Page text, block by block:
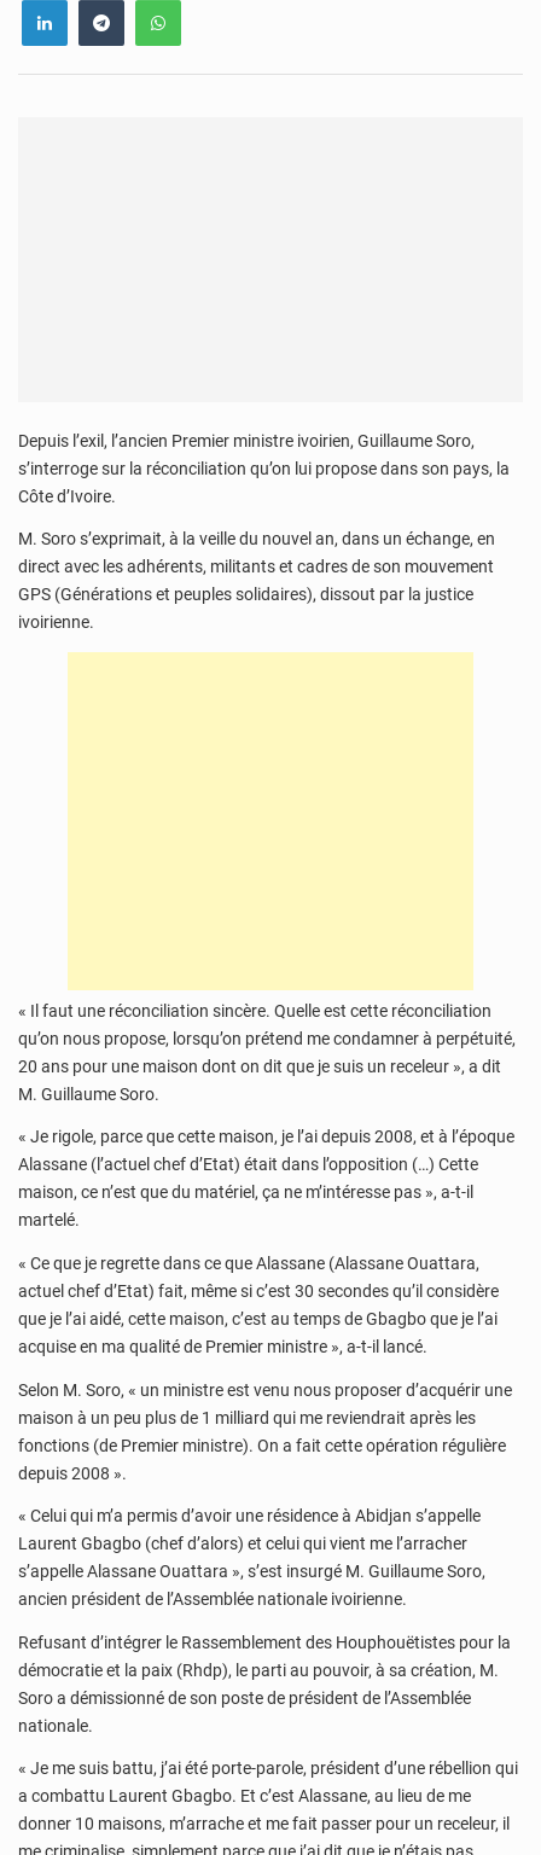
Depuis l’exil, l’ancien Premier ministre ivoirien, Guillaume Soro,
s’interroge sur la réconciliation qu’on lui propose dans son pays, la
Côte d’Ivoire.
M. Soro s’exprimait, à la veille du nouvel an, dans un échange, en
direct avec les adhérents, militants et cadres de son mouvement
GPS (Générations et peuples solidaires), dissout par la justice
ivoirienne.
« Il faut une réconciliation sincère. Quelle est cette réconciliation
qu’on nous propose, lorsqu’on prétend me condamner à perpétuité,
20 ans pour une maison dont on dit que je suis un receleur », a dit
M. Guillaume Soro.
« Je rigole, parce que cette maison, je l’ai depuis 2008, et à l’époque
Alassane (l’actuel chef d’Etat) était dans l’opposition (…) Cette
maison, ce n’est que du matériel, ça ne m’intéresse pas », a-t-il
martelé.
« Ce que je regrette dans ce que Alassane (Alassane Ouattara,
actuel chef d’Etat) fait, même si c’est 30 secondes qu’il considère
que je l’ai aidé, cette maison, c’est au temps de Gbagbo que je l’ai
acquise en ma qualité de Premier ministre », a-t-il lancé.
Selon M. Soro, « un ministre est venu nous proposer d’acquérir une
maison à un peu plus de 1 milliard qui me reviendrait après les
fonctions (de Premier ministre). On a fait cette opération régulière
depuis 2008 ».
« Celui qui m’a permis d’avoir une résidence à Abidjan s’appelle
Laurent Gbagbo (chef d’alors) et celui qui vient me l’arracher
s’appelle Alassane Ouattara », s’est insurgé M. Guillaume Soro,
ancien président de l’Assemblée nationale ivoirienne.
Refusant d’intégrer le Rassemblement des Houphouëtistes pour la
démocratie et la paix (Rhdp), le parti au pouvoir, à sa création, M.
Soro a démissionné de son poste de président de l’Assemblée
nationale.
« Je me suis battu, j’ai été porte-parole, président d’une rébellion qui
a combattu Laurent Gbagbo. Et c’est Alassane, au lieu de me
donner 10 maisons, m’arrache et me fait passer pour un receleur, il